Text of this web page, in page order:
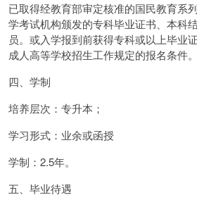
已取得经教育部审定核准的国民教育系
学考试机构颁发的专科毕业证书、本科
员。或入学报到前获得专科或以上毕业
成人高等学校招生工作规定的报名条件。
四、学制
培养层次：专升本；
学习形式：业余或函授
学制：2.5年。
五、毕业待遇